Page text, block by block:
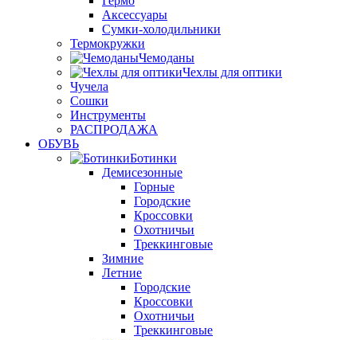
Аксессуары
Сумки-холодильники
Термокружки
Чемоданы
Чехлы для оптики
Чучела
Сошки
Инструменты
РАСПРОДАЖА
ОБУВЬ
Ботинки
Демисезонные
Горные
Городские
Кроссовки
Охотничьи
Треккинговые
Зимние
Летние
Городские
Кроссовки
Охотничьи
Треккинговые